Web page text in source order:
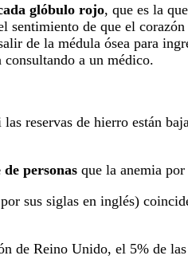
glóbulo rojo, que es la
de que el
de la médula ósea para
consultando a un médico.
las reservas de hierro están
personas que la anemia
siglas en inglés)
de Reino Unido, el 5% de